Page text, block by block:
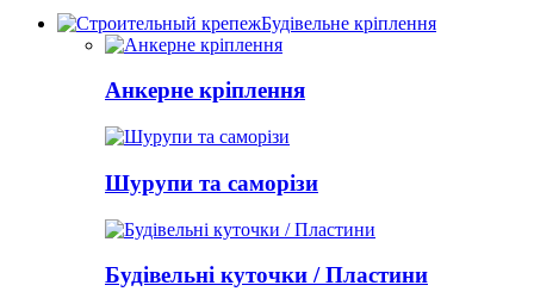
Будівельне кріплення
Анкерне кріплення
Шурупи та саморізи
Будівельні куточки / Пластини